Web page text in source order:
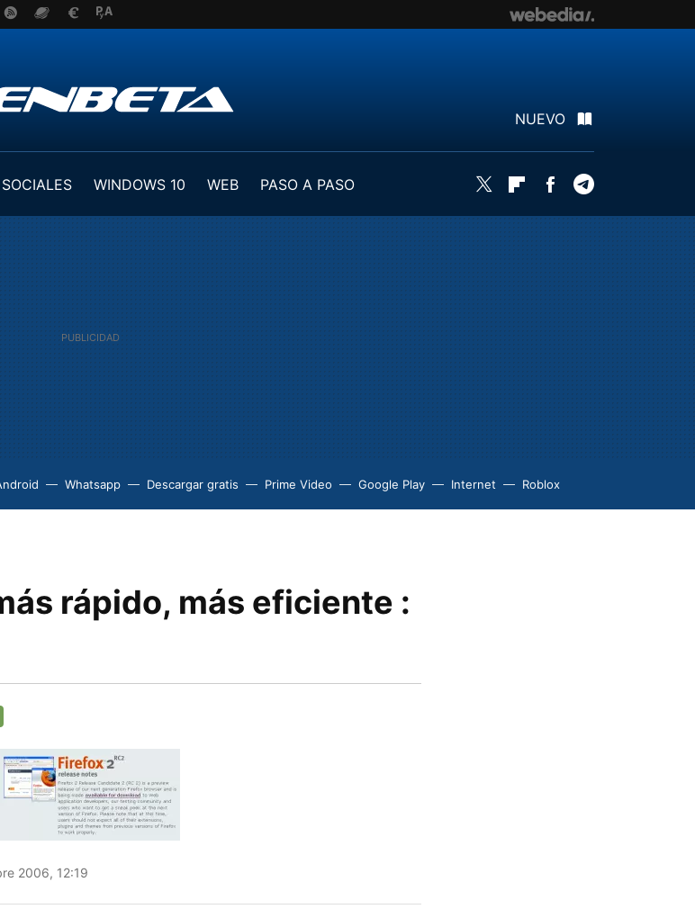
NUEVO
WINDOWS 10 WEB
PASO A PASO
Twitter FlipboardFacebook
Whatsapp Descargar gratis Prime Video Google Play Internet Roblox
rápido, más eficiente :
2006, 12:19